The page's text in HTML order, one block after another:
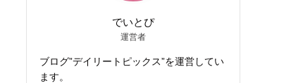
でいとぴ
運営者
ブログ”デイリートピックス”を運営してい
ます。